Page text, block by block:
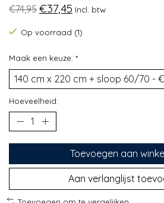
€74,95 €37,45 Incl. btw
Op voorraad (1)
Maak een keuze: *
Hoeveelheid:
Toevoegen aan
Aan verlanglijst